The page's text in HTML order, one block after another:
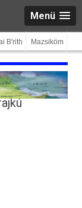
Menü
B'rith Mazsiköm